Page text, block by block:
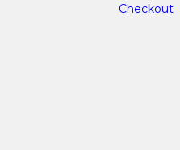
Checkout